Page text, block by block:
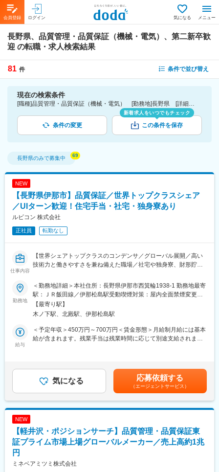
会員登録 ログイン 気になる メニュー
長野県、品質管理・品質保証（機械・電気）、第二新卒歓
迎 の転職・求人検索結果
81 件 条件で並び替え
現在の検索条件
[職種]品質管理・品質保証（機械・電気） [勤務地]長野県 [詳細条件](募集・採用情報)第二新卒歓迎
条件の変更
新着求人をいつでもチェック
この条件を保存
長野県のみで募集中
NEW
【長野県伊那市】品質保証／世界トップクラスシェア
／UIターン歓迎！住宅手当・社宅・独身寮あり
ルビコン 株式会社
正社員 転勤なし
仕事内容
【世界シェアトップクラスのコンデンサ／グローバル展開／高い
技術力と働きやすさを兼ね備えた職場／社宅や独身寮、財形貯蓄
■業務概要
取引先総数5,000社以上を誇る世界有数のコンデンサメーカーの当
社にて、品質保証のポジションをお任せします。
■業務詳細
・顧客からの品質に関する問い合わせ対応
品質保証業務を通じて、製品の不良を未然に防ぎ、万が一発生し
た場合は速やかに原因究明と是正措置を行います。定期的な品質
監査や現場での工程確認、調達先と連携した品質向上活動にも携
品「コンデンサ」の開発から製造、販売までを一貫して手がける
メーカーとして世界の約5,000社と取引しています
勤務地
＜勤務地詳細＞本社住所：長野県伊那市西箕輪1938-1 勤務地最寄
駅：ＪＲ飯田線／伊那松島駅受動喫煙対策：屋内全面禁煙変更の
範囲：会社の定める事業所
【最寄り駅】
木ノ下駅、北殿駅、伊那松島駅
給与
＜予定年収＞450万円～700万円＜賃金形態＞月給制月給には基本
給が含まれます。残業手当は残業時間に応じて別途支給されま
金額であり、選考を通じて上下する可能性があります。月給(月額)
は固定手当を含めた表記です。
気になる 応募依頼する
（エージェントサービス）
NEW
【軽井沢・ポジションサーチ】品質管理・品質保証東
証プライム市場上場グローバルメーカー／売上高約1兆
円
ミネベアミツミ株式会社